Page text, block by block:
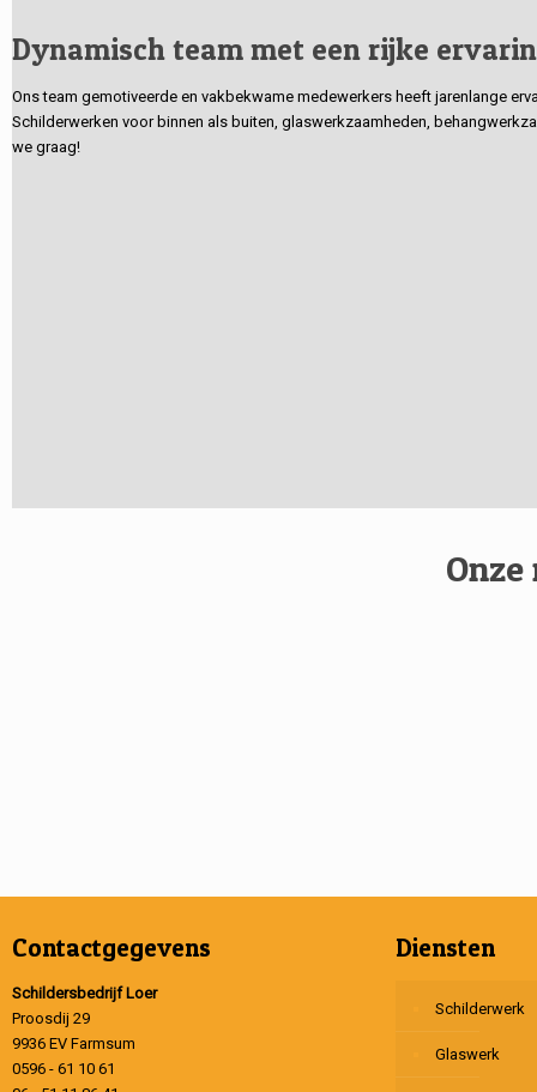
Dynamisch team met een rijke
Ons team gemotiveerde en vakbekwame medewerkers heeft jarenlange
Schilderwerken voor binnen als buiten, glaswerkzaamheden,
we graag!
Contactgegevens
Schildersbedrijf Loer
Proosdij 29
9936 EV Farmsum
0596 - 61 10 61
Diensten
Schilderwerk
Glaswerk